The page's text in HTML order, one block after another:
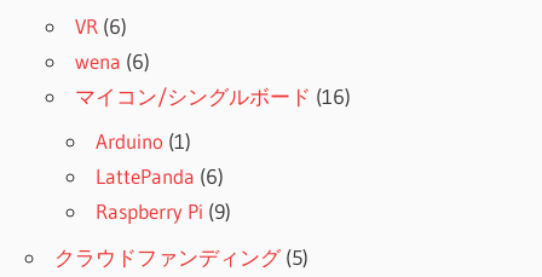
VR (6)
wena (6)
マイコン/シングルボード (16)
Arduino (1)
LattePanda (6)
Raspberry Pi (9)
クラウドファンディング(5)